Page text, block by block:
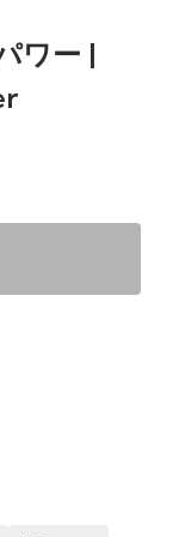
ワー |